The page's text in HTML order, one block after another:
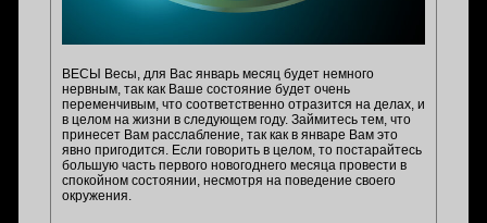
ВЕСЫ Весы, для Вас январь месяц будет немного
нервным, так как Ваше состояние будет очень
переменчивым, что соответственно отразится на делах, и
в целом на жизни в следующем году. Займитесь тем, что
принесет Вам расслабление, так как в январе Вам это
явно пригодится. Если говорить в целом, то постарайтесь
большую часть первого новогоднего месяца провести в
спокойном состоянии, несмотря на поведение своего
окружения.